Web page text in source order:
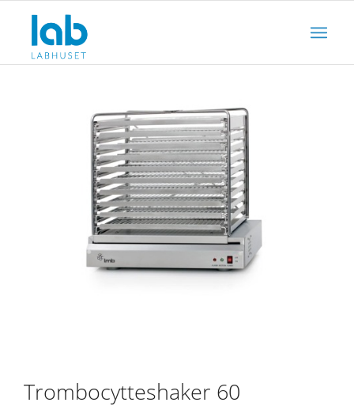
Trombocytteshaker 60